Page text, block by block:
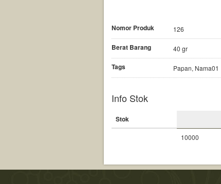
Nomor Produk 126
Berat Barang 40 gr
Tags Papan, Nama01
Info Stok
Stok
10000